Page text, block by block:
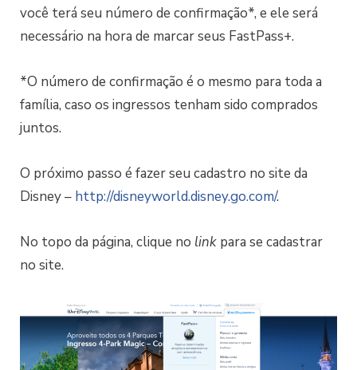
você terá seu número de confirmação*, e ele será
necessário na hora de marcar seus FastPass+.
*O número de confirmação é o mesmo para toda a
família, caso os ingressos tenham sido comprados
juntos.
O próximo passo é fazer seu cadastro no site da
Disney – http://disneyworld.disney.go.com/.
No topo da página, clique no link para se cadastrar
no site.